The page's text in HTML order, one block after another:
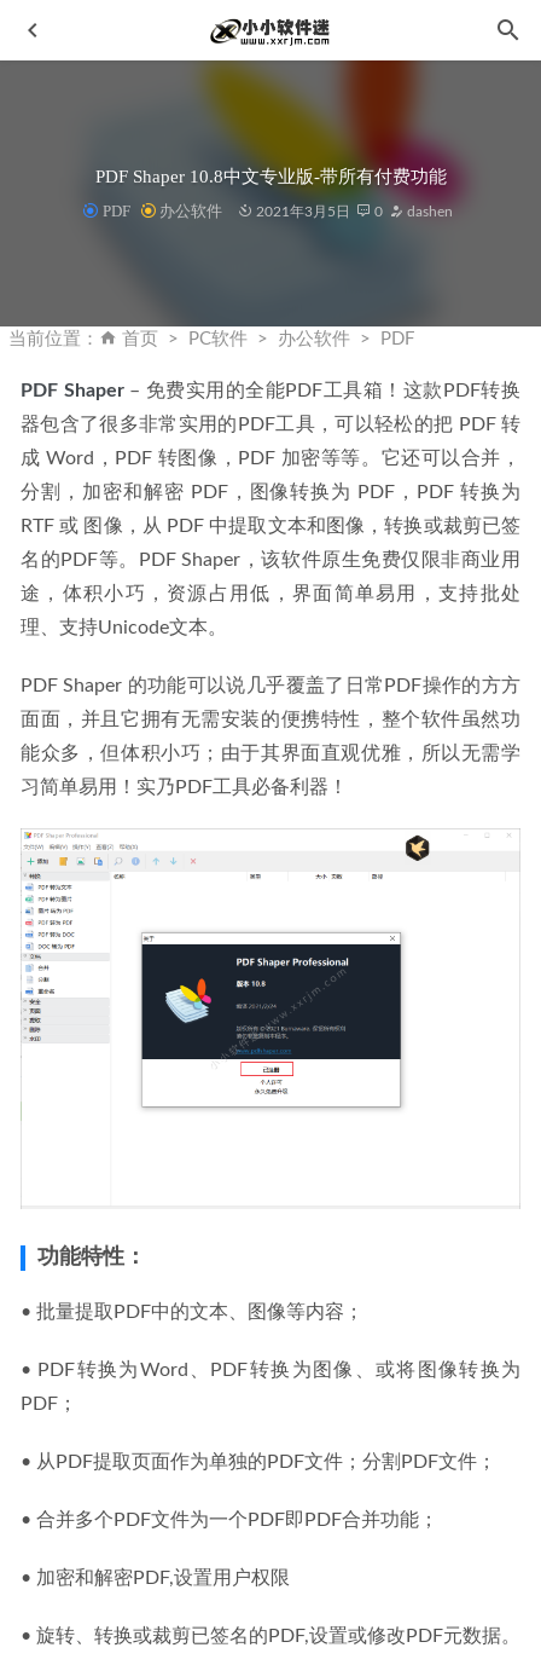
PDF Shaper 10.8中文专业版-带所有付费功能
PDF 办公软件 2021年3月5日 0 dashen
当前位置： 首页 PC软件 办公软件 PDF
PDF Shaper – 免费实用的全能PDF工具箱！这款PDF转换
器包含了很多非常实用的PDF工具，可以轻松的把 PDF 转
成 Word，PDF 转图像，PDF 加密等等。它还可以合并，
分割，加密和解密 PDF，图像转换为 PDF，PDF 转换为
RTF 或 图像，从 PDF 中提取文本和图像，转换或裁剪已签
名的PDF等。PDF Shaper，该软件原生免费仅限非商业用
途，体积小巧，资源占用低，界面简单易用，支持批处
理、支持Unicode文本。
PDF Shaper 的功能可以说几乎覆盖了日常PDF操作的方方
面面，并且它拥有无需安装的便携特性，整个软件虽然功
能众多，但体积小巧；由于其界面直观优雅，所以无需学
习简单易用！实乃PDF工具必备利器！
功能特性：
• 批量提取PDF中的文本、图像等内容；
• PDF转换为Word、PDF转换为图像、或将图像转换为
PDF；
• 从PDF提取页面作为单独的PDF文件；分割PDF文件；
• 合并多个PDF文件为一个PDF即PDF合并功能；
• 加密和解密PDF,设置用户权限
• 旋转、转换或裁剪已签名的PDF,设置或修改PDF元数据。
2022-12-14
解版 2022-09-16
ScreenToGif 2.23.0，免费开源GIF制作神器 2020-04-08
RustRover2024 v2024.3.7中文一键直装破解版 2025-04-06
SQL Server2012中文版安装教程和下载地址 2020-01-14